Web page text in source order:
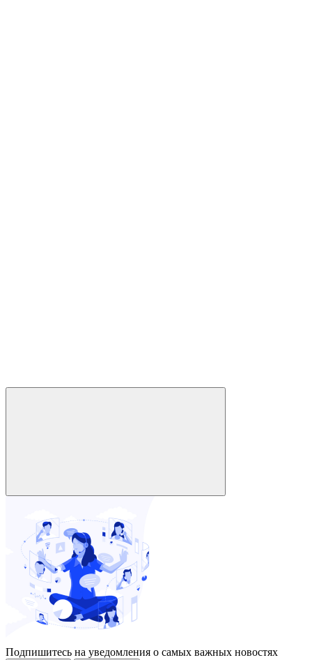
Подпишитесь на уведомления о самых важных новостях